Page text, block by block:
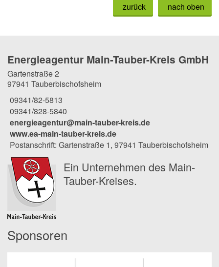
nach oben
zurück
Energieagentur Main-Tauber-Kreis GmbH
Gartenstraße 2
97941 Tauberbischofsheim
09341/82-5813
09341/828-5840
energieagentur@main-tauber-kreis.de
www.ea-main-tauber-kreis.de
Postanschrift: Gartenstraße 1, 97941 Tauberbischofsheim
Ein Unternehmen des Main-
Tauber-Kreises.
Sponsoren